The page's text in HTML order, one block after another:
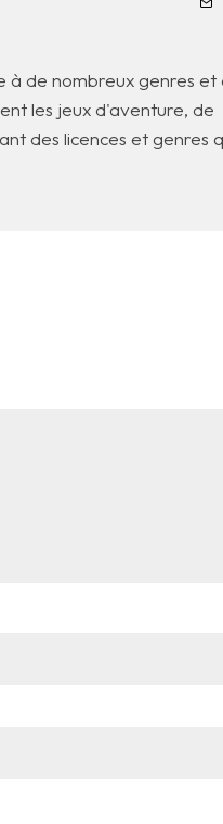
à de nombreux genres et
les jeux d'aventure, de
des licences et genres